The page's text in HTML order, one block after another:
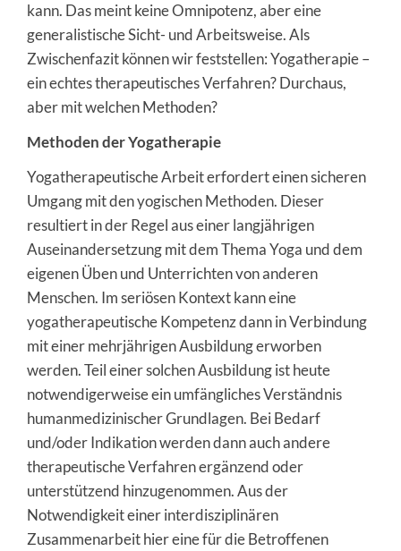
kann. Das meint keine Omnipotenz, aber eine
generalistische Sicht- und Arbeitsweise. Als
Zwischenfazit können wir feststellen: Yogatherapie –
ein echtes therapeutisches Verfahren? Durchaus,
aber mit welchen Methoden?
Methoden der Yogatherapie
Yogatherapeutische Arbeit erfordert einen sicheren
Umgang mit den yogischen Methoden. Dieser
resultiert in der Regel aus einer langjährigen
Auseinandersetzung mit dem Thema Yoga und dem
eigenen Üben und Unterrichten von anderen
Menschen. Im seriösen Kontext kann eine
yogatherapeutische Kompetenz dann in Verbindung
mit einer mehrjährigen Ausbildung erworben
werden. Teil einer solchen Ausbildung ist heute
notwendigerweise ein umfängliches Verständnis
humanmedizinischer Grundlagen. Bei Bedarf
und/oder Indikation werden dann auch andere
therapeutische Verfahren ergänzend oder
unterstützend hinzugenommen. Aus der
Notwendigkeit einer interdisziplinären
Zusammenarbeit hier eine für die Betroffenen